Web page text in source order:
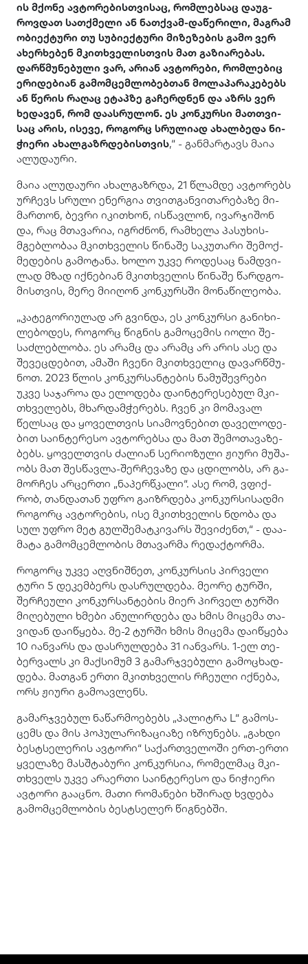
ის მქო­ნე ავ­ტო­რე­ბის­თვი­საც, რომ­ლებ­საც და­უგ­
როვ­დათ სათ­ქმე­ლი ან ნათ­ქვამ-და­წე­რი­ლი, მაგ­რამ
ობი­ექ­ტუ­რი თუ სუ­ბი­ექ­ტუ­რი მი­ზე­ზე­ბის გამო ვერ
ახერ­ხე­ბენ მკი­თხვე­ლის­თვის მათ გა­ზი­ა­რე­ბას.
დარ­წმუ­ნე­ბუ­ლი ვარ, არი­ან ავ­ტო­რე­ბი, რომ­ლე­ბიც
ერი­დე­ბი­ან გა­მომ­ცემ­ლო­ბებ­თან მო­ლა­პა­რა­კე­ბებს
ან წე­რის რა­ღაც ეტაპ­ზე გა­ჩერ­დნენ და აზრს ვერ
ხე­და­ვენ, რომ და­ას­რუ­ლონ. ეს კონ­კურ­სი მათ­თვი­
საც არის, ისე­ვე, რო­გორც სრუ­ლი­ად ახალ­ბე­და ნი­
ჭი­ე­რი ახალ­გაზ­რდე­ბის­თვის,“ - გან­მარ­ტავს მაია
ალუ­და­უ­რი.
მაია ალუ­და­უ­რი ახალ­გაზ­რდა, 21 წლამ­დე ავ­ტო­რებს
ურ­ჩევს სრუ­ლი ენერ­გია თვით­გან­ვი­თა­რე­ბა­ზე მი­
მარ­თონ, ბევ­რი იკი­თხონ, ის­წავ­ლონ, ივარ­ჯი­შონ
და, რაც მთა­ვა­რია, იგ­რძნონ, რამ­ხე­ლა პა­სუ­ხის­
მგებ­ლო­ბაა მკი­თხვე­ლის წი­ნა­შე სა­კუ­თა­რი შე­მოქ­
მე­დე­ბის გა­მო­ტა­ნა. ხოლო უკვე რო­დე­საც ნამ­დვი­
ლად მზად იქ­ნე­ბი­ან მკი­თხვე­ლის წი­ნა­შე წარ­დგო­
მის­თვის, მერე მი­ი­ღონ კონ­კურ­სში მო­ნა­წი­ლე­ო­ბა.
„კა­ტე­გო­რი­უ­ლად არ გვინ­და, ეს კონ­კურ­სი გა­ნი­ხი­
ლე­ბო­დეს, რო­გორც წიგ­ნის გა­მო­ცე­მის იოლი შე­
საძ­ლებ­ლო­ბა. ეს არამც და არამც არ არის ასე და
შე­ვეც­დე­ბით, ამა­ში ჩვე­ნი მკი­თხვე­ლიც და­ვარ­წმუ­
ნოთ. 2023 წლის კონ­კურ­სან­ტე­ბის ნა­მუ­შევ­რე­ბი
უკვე სა­ჯა­როა და ელო­დე­ბა და­ინ­ტე­რე­სე­ბულ მკი­
თხვე­ლებს, მხარ­დამ­ჭე­რებს. ჩვენ კი მო­მა­ვალ
წელ­საც და ყო­ველ­თვის სი­ა­მოვ­ნე­ბით და­ვე­ლო­დე­
ბით სა­ინ­ტე­რე­სო ავ­ტო­რებ­სა და მათ შე­მო­თა­ვა­ზე­
ბებს. ყო­ველ­თვის ძა­ლი­ან სე­რი­ო­ზუ­ლი ჟი­უ­რი მუ­შა­
ობს მათ შეს­წავ­ლა-შერ­ჩე­ვა­ზე და ცდი­ლობს, არ გა­
მორ­ჩეს არ­ცერ­თი „ნა­პერ­წკა­ლი“. ასე რომ, ვფიქ­
რობ, თან­და­თან უფრო გა­იზ­რდე­ბა კონ­კურ­სი­სად­მი
რო­გორც ავ­ტო­რე­ბის, ისე მკი­თხვე­ლის ნდო­ბა და
სულ უფრო მეტ გულ­შე­მატ­კი­ვარს შე­ვი­ძენთ,“ - და­ა­
მა­ტა გა­მომ­ცემ­ლო­ბის მთა­ვარ­მა რე­დაქ­ტორ­მა.
რო­გორც უკვე აღ­ვნიშ­ნეთ, კონ­კურ­სის პირ­ვე­ლი
ტური 5 დე­კემ­ბერს დას­რულ­დე­ბა. მე­ო­რე ტურ­ში,
შერ­ჩე­უ­ლი კონ­კურ­სან­ტე­ბის მიერ პირ­ველ ტურ­ში
მი­ღე­ბუ­ლი ხმე­ბი ანუ­ლირ­დე­ბა და ხმის მი­ცე­მა თა­
ვი­დან და­ი­წყე­ბა. მე-2 ტურ­ში ხმის მი­ცე­მა და­ი­წყე­ბა
10 იან­ვარს და დას­რულ­დე­ბა 31 იან­ვარს. 1-ელ თე­
ბერ­ვალს კი მაქ­სი­მუმ 3 გა­მარ­ჯვე­ბუ­ლი გა­მო­ცხად­
დე­ბა. მათ­გან ერთი მკი­თხვე­ლის რჩე­უ­ლი იქ­ნე­ბა,
ორს ჟი­უ­რი გა­მო­ავ­ლენს.
გა­მარ­ჯვე­ბულ ნა­წარ­მო­ე­ბებს „პა­ლიტ­რა L“ გა­მოს­
ცემს და მის პო­პუ­ლა­რი­ზა­ცი­ა­ზე იზ­რუ­ნებს. „გახ­დი
ბესტსე­ლე­რის ავ­ტო­რი“ სა­ქარ­თვე­ლო­ში ერთ-ერთი
ყვე­ლა­ზე მას­შტა­ბუ­რი კონ­კურ­სია, რო­მელ­მაც მკი­
თხველს უკვე არა­ერ­თი სა­ინ­ტე­რე­სო და ნი­ჭი­ე­რი
ავ­ტო­რი გა­აც­ნო. მათი რო­მა­ნე­ბი ხში­რად ხვდე­ბა
გა­მომ­ცემ­ლო­ბის ბესტსე­ლერ წიგ­ნებ­ში.